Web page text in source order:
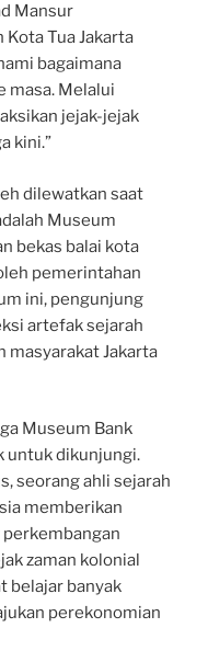
Mansur
Kota Tua Jakarta
bagaimana
masa. Melalui
jejak-jejak
kini.”
dilewatkan saat
Museum
bekas balai kota
pemerintahan
ini, pengunjung
artefak sejarah
masyarakat Jakarta
Museum Bank
untuk dikunjungi.
seorang ahli sejarah
memberikan
zaman kolonial
belajar banyak
perekonomian